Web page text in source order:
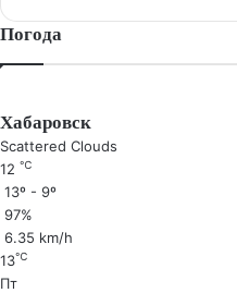
Погода
Хабаровск
Scattered Clouds
12 ℃
13º - 9º
97%
6.35 km/h
13℃
Пт